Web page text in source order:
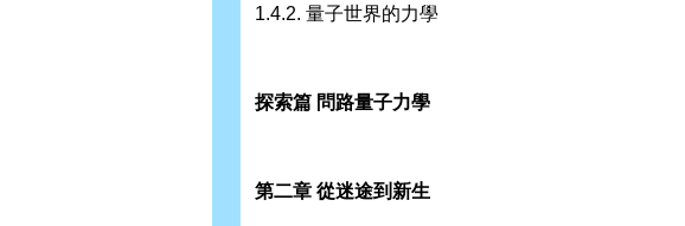
1.4.2. 量子世界的力學
探索篇 問路量子力學
第二章 從迷途到新生